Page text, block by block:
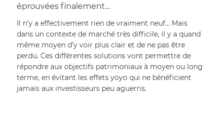
éprouvées finalement…
Il n’y a effectivement rien de vraiment neuf… Mais
dans un contexte de marché très difficile, il y a quand
même moyen d’y voir plus clair et de ne pas être
perdu. Ces différentes solutions vont permettre de
répondre aux objectifs patrimoniaux à moyen ou long
terme, en évitant les effets yoyo qui ne bénéficient
jamais aux investisseurs peu aguerris.